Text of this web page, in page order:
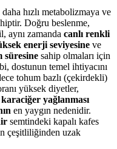
hızlı metabolizmaya ve
Doğru beslenme,
aynı zamanda canlı renkli
enerji seviyesine ve
süresine sahip olmaları için
dostunun temel ihtiyacını
tohum bazlı (çekirdekli)
yüksek diyetler,
yağlanması
en yaygın nedenidir.
semtindeki kapalı kafes
çeşitliliğinden uzak